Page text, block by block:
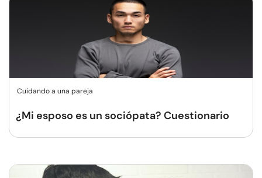
Cuidando a una pareja
¿Mi esposo es un sociópata? Cuestionario